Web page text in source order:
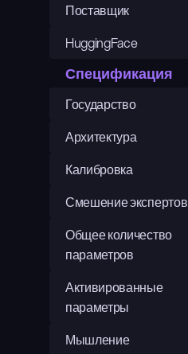
Поставщик
HuggingFace
Спецификация
Государство
Архитектура
Калибровка
Смешение экспертов
Общее количество
параметров
Активированные
параметры
Мышление